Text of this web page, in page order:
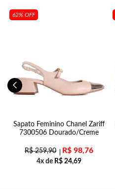
62% OFF
Sapato Feminino Chanel Zariff
7300506 Dourado/Creme
R$259,90 R$ 98,76
4x de R$ 24,69